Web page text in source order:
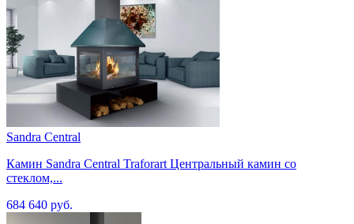
Sandra Central
Камин Sandra Central Traforart Центральный камин со
стеклом,...
684 640 руб.